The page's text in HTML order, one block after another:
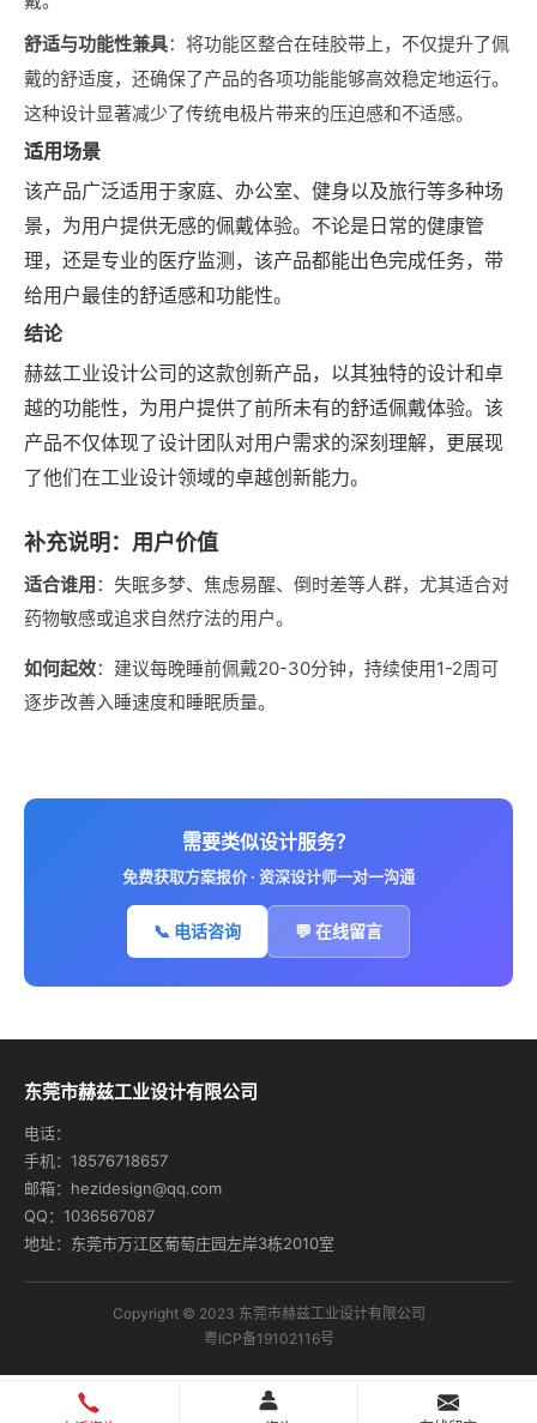
舒适与功能性兼具‌：将功能区整合在硅胶带上，不仅提升了佩
戴的舒适度，还确保了产品的各项功能能够高效稳定地运行。
这种设计显著减少了传统电极片带来的压迫感和不适感。
适用场景
该产品广泛适用于家庭、办公室、健身以及旅行等多种场
景，为用户提供无感的佩戴体验。不论是日常的健康管
理，还是专业的医疗监测，该产品都能出色完成任务，带
给用户最佳的舒适感和功能性。
结论
赫兹工业设计公司 的这款创新产品，以其独特的设计和卓
越的功能性，为用户提供了前所未有的舒适佩戴体验。该
产品不仅体现了设计团队对用户需求的深刻理解，更展现
了他们在工业设计领域的卓越创新能力。
补充说明：用户价值
适合谁用‌：失眠多梦、焦虑易醒、倒时差等人群，尤其适合对
药物敏感或追求自然疗法的用户。
如何起效‌：建议每晚睡前佩戴20-30分钟，持续使用1-2周可
逐步改善入睡速度和睡眠质量。
需要类似设计服务？
免费获取方案报价 · 资深设计师一对一沟通
📞 电话咨询 💬 在线留言
东莞市赫兹工业设计有限公司
电话：
手机：18576718657
邮箱：hezidesign@qq.com
QQ：1036567087
地址：东莞市万江区葡萄庄园左岸3栋2010室
Copyright © 2023 东莞市赫兹工业设计有限公司
粤ICP备19102116号